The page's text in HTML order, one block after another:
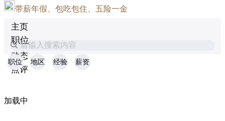
带薪年假、包吃包住、五险一金
主页
职位
动态
点评
请输入搜索内容
职位 地区 经验 薪资
加载中